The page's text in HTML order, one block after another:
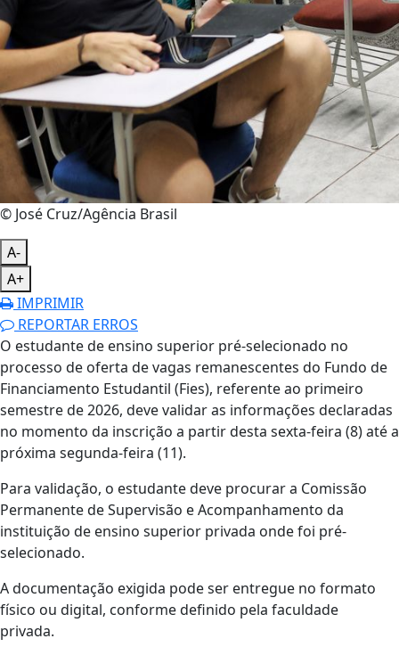
© José Cruz/Agência Brasil
A-
A+
IMPRIMIR
REPORTAR ERROS
O estudante de ensino superior pré-selecionado no
processo de oferta de vagas remanescentes do Fundo de
Financiamento Estudantil (Fies), referente ao primeiro
semestre de 2026, deve validar as informações declaradas
no momento da inscrição a partir desta sexta-feira (8) até a
próxima segunda-feira (11).
Para validação, o estudante deve procurar a Comissão
Permanente de Supervisão e Acompanhamento da
instituição de ensino superior privada onde foi pré-
selecionado.
A documentação exigida pode ser entregue no formato
físico ou digital, conforme definido pela faculdade
privada.